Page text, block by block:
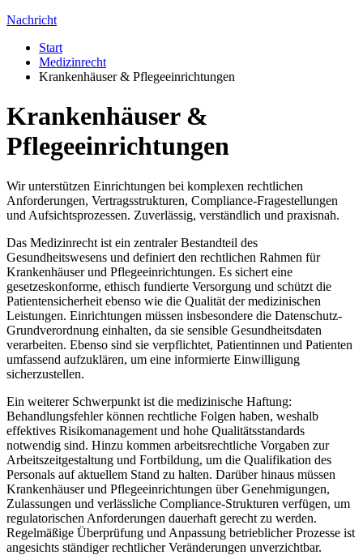
Nachricht
Start
Medizinrecht
Krankenhäuser & Pflegeeinrichtungen
Krankenhäuser &
Pflegeeinrichtungen
Wir unterstützen Einrichtungen bei komplexen rechtlichen
Anforderungen, Vertragsstrukturen, Compliance-Fragestellungen
und Aufsichtsprozessen. Zuverlässig, verständlich und praxisnah.
Das Medizinrecht ist ein zentraler Bestandteil des
Gesundheitswesens und definiert den rechtlichen Rahmen für
Krankenhäuser und Pflegeeinrichtungen. Es sichert eine
gesetzeskonforme, ethisch fundierte Versorgung und schützt die
Patientensicherheit ebenso wie die Qualität der medizinischen
Leistungen. Einrichtungen müssen insbesondere die Datenschutz-
Grundverordnung einhalten, da sie sensible Gesundheitsdaten
verarbeiten. Ebenso sind sie verpflichtet, Patientinnen und Patienten
umfassend aufzuklären, um eine informierte Einwilligung
sicherzustellen.
Ein weiterer Schwerpunkt ist die medizinische Haftung:
Behandlungsfehler können rechtliche Folgen haben, weshalb
effektives Risikomanagement und hohe Qualitätsstandards
notwendig sind. Hinzu kommen arbeitsrechtliche Vorgaben zur
Arbeitszeitgestaltung und Fortbildung, um die Qualifikation des
Personals auf aktuellem Stand zu halten. Darüber hinaus müssen
Krankenhäuser und Pflegeeinrichtungen über Genehmigungen,
Zulassungen und verlässliche Compliance-Strukturen verfügen, um
regulatorischen Anforderungen dauerhaft gerecht zu werden.
Regelmäßige Überprüfung und Anpassung betrieblicher Prozesse ist
angesichts ständiger rechtlicher Veränderungen unverzichtbar.